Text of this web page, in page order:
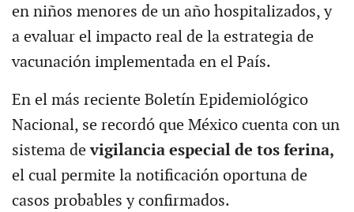
en niños menores de un año hospitalizados, y
a evaluar el impacto real de la estrategia de
vacunación implementada en el País.
En el más reciente Boletín Epidemiológico
Nacional, se recordó que México cuenta con un
sistema devigilancia especial de tos ferina,
el cual permite la notificación oportuna de
casos probables y confirmados.